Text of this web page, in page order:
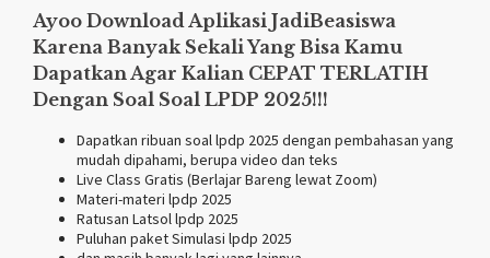
Ayoo Download Aplikasi JadiBeasiswa
Karena Banyak Sekali Yang Bisa Kamu
Dapatkan Agar Kalian CEPAT TERLATIH
Dengan Soal Soal LPDP 2025!!!
Dapatkan ribuan soal lpdp 2025 dengan pembahasan yang
mudah dipahami, berupa video dan teks
Live Class Gratis (Berlajar Bareng lewat Zoom)
Materi-materi lpdp 2025
Ratusan Latsol lpdp 2025
Puluhan paket Simulasi lpdp 2025